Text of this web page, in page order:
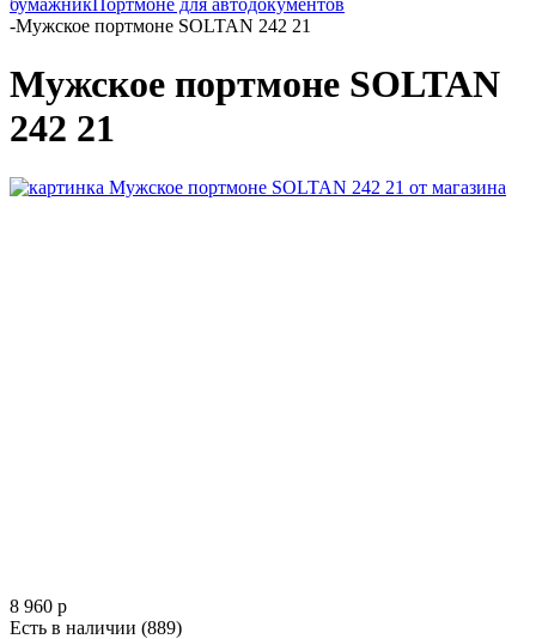
бумажникПортмоне для автодокументов
-Мужское портмоне SOLTAN 242 21
Мужское портмоне SOLTAN
242 21
8 960 p
Есть в наличии (889)